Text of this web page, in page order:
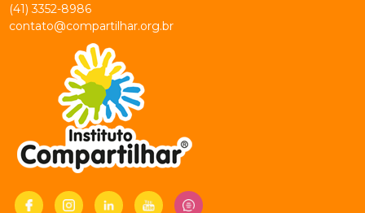
(41) 3352-8986
contato@compartilhar.org.br